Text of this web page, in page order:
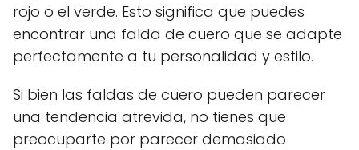
rojo o el verde. Esto significa que puedes
encontrar una falda de cuero que se adapte
perfectamente a tu personalidad y estilo.
Si bien las faldas de cuero pueden parecer
una tendencia atrevida, no tienes que
preocuparte por parecer demasiado